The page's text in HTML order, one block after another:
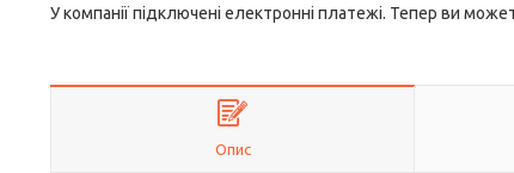
У компанії підключені електронні платежі. Тепер ви
Опис